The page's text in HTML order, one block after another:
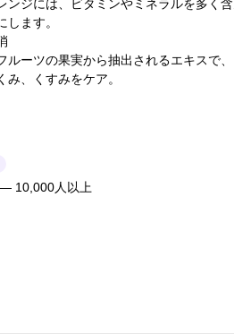
ンジには、ビタミンやミネラルを多く
します。
ルーツの果実から抽出されるエキスで
み、くすみをケア。
10,000人以上